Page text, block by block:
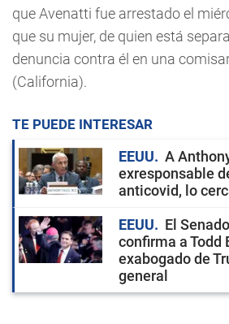
que Avenatti fue arrestado el
que su mujer, de quien está
denuncia contra él en una
(California).
TE PUEDE INTERESAR
EEUU
A
exresponsable
anticovid, lo
EEUU
El
confirma a Todd
exabogado de
general